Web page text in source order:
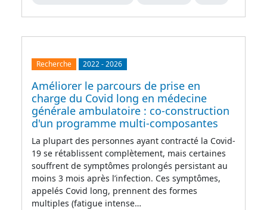
Recherche 2022-2026
Améliorer le parcours de prise en
charge du Covid long en médecine
générale ambulatoire : co-construction
d'un programme multi-composantes
La plupart des personnes ayant contracté la Covid-
19 se rétablissent complètement, mais certaines
souffrent de symptômes prolongés persistant au
moins 3 mois après l’infection. Ces symptômes,
appelés Covid long, prennent des formes
multiples (fatigue intense…